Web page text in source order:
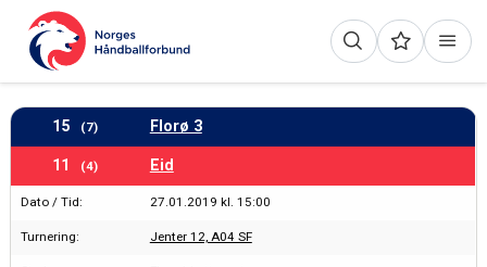
15 (7) Florø 3
11 (4) Eid
Dato / Tid: 27.01.2019 kl. 15:00
Turnering: Jenter 12, A04 SF